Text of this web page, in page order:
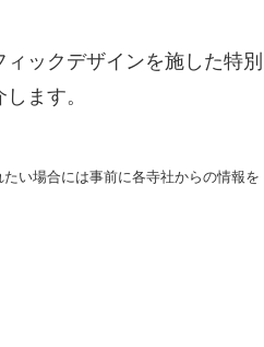
ックデザインを施した特別
ます。
い場合には事前に各寺社からの情報を